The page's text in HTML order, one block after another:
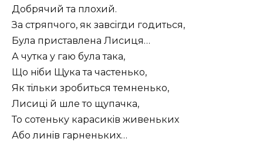
Добрячий та плохий.
За стряпчого, як завсiгди годиться,
Була приставлена Лисиця…
А чутка у гаю була така,
Що нiби Щука та частенько,
Як тiльки зробиться темненько,
Лисицi й шле то щупачка,
То сотеньку карасикiв живеньких
Або линiв гарненьких…